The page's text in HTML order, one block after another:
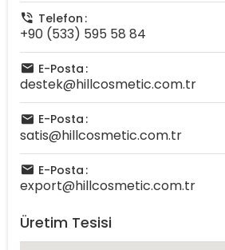
Telefon
+90 (533) 595 58 84
E-Posta
destek@hillcosmetic.com.tr
E-Posta
satis@hillcosmetic.com.tr
E-Posta
export@hillcosmetic.com.tr
Üretim Tesisi